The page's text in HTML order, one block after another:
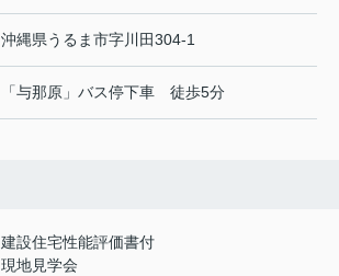
沖縄県うるま市字川田304-1
「与那原」バス停下車 徒歩5分
建設住宅性能評価書付
現地見学会